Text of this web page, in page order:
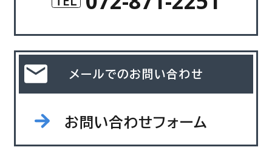
メールでのお問い合わせ
お問い合わせフォーム